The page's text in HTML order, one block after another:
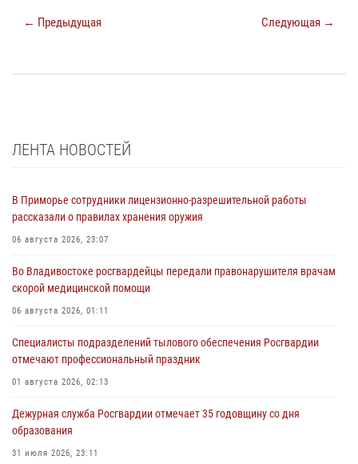
← Предыдущая Следующая →
ЛЕНТА НОВОСТЕЙ
В Приморье сотрудники лицензионно-разрешительной работы
рассказали о правилах хранения оружия
06 августа 2026, 23:07
Во Владивостоке росгвардейцы передали правонарушителя врачам
скорой медицинской помощи
06 августа 2026, 01:11
Специалисты подразделений тылового обеспечения Росгвардии
отмечают профессиональный праздник
01 августа 2026, 02:13
Дежурная служба Росгвардии отмечает 35 годовщину со дня
образования
31 июля 2026, 23:11